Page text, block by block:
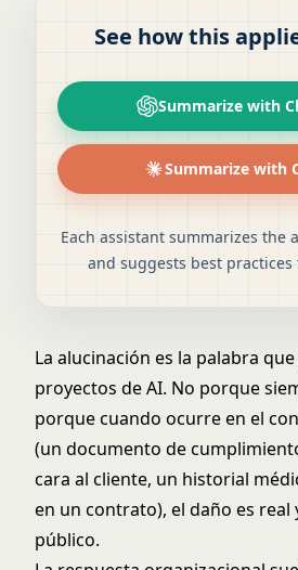
See how this
Summarize with
Summarize with
Each assistant summarizes the
and suggests best practices
La alucinación es la palabra
proyectos de AI. No porque
porque cuando ocurre en el
(un documento de
cara al cliente, un historial
en un contrato), el daño es real
público.